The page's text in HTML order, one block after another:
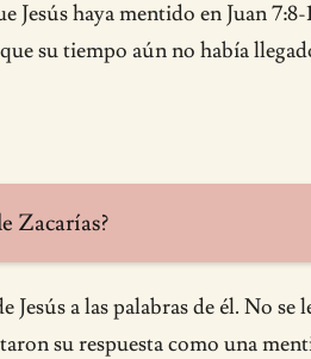
haya mentido en Juan
su tiempo aún no había
Zacarías?
a las palabras de él. No
su respuesta como una